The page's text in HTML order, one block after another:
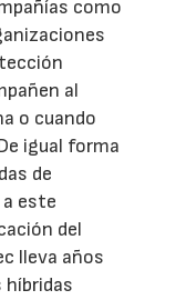
como
al
o cuando
igual forma
de
este
del
lleva años
híbridas